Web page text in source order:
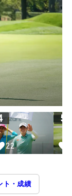
22
5
ト・成績